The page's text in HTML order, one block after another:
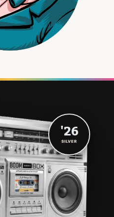
'26
SILVER